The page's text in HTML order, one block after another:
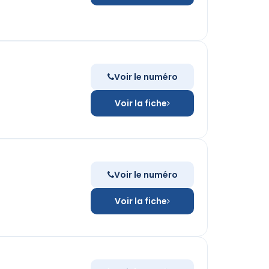
Voir le numéro
Voir la fiche
Voir le numéro
Voir la fiche